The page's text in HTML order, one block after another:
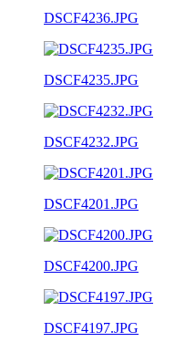
DSCF4236.JPG
DSCF4235.JPG
DSCF4232.JPG
DSCF4201.JPG
DSCF4200.JPG
DSCF4197.JPG